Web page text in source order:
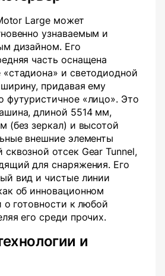
Large может
узнаваемым и
дизайном. Его
часть оснащена
и светодиодной
придавая ему
футуристичное «лицо». Это
длиной 5514 мм,
(без зеркал) и высотой
внешние элементы
отсек Gear Tunnel,
для снаряжения. Его
вид и чистые линии
об инновационном
о готовности к любой
его среди прочих.
и